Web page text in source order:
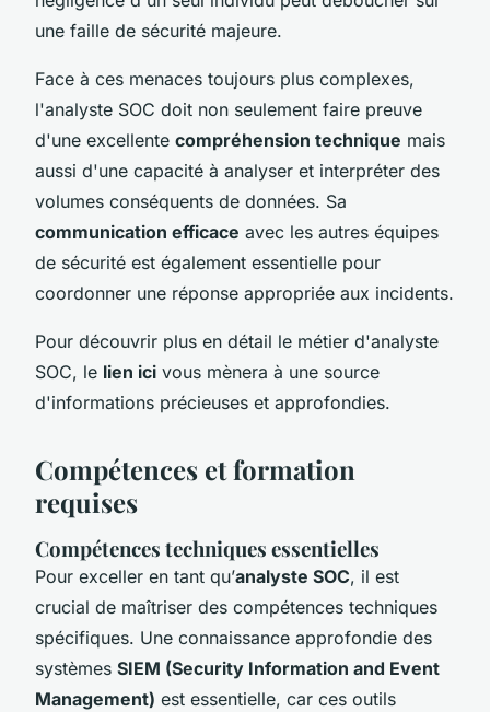
une faille de sécurité majeure.
Face à ces menaces toujours plus complexes,
l'analyste SOC doit non seulement faire preuve
d'une excellente compréhension technique mais
aussi d'une capacité à analyser et interpréter des
volumes conséquents de données. Sa
communication efficace avec les autres équipes
de sécurité est également essentielle pour
coordonner une réponse appropriée aux incidents.
Pour découvrir plus en détail le métier d'analyste
SOC, le lien ici vous mènera à une source
d'informations précieuses et approfondies.
Compétences et formation
requises
Compétences techniques essentielles
Pour exceller en tant qu’analyste SOC, il est
crucial de maîtriser des compétences techniques
spécifiques. Une connaissance approfondie des
systèmes SIEM (Security Information and Event
Management) est essentielle, car ces outils